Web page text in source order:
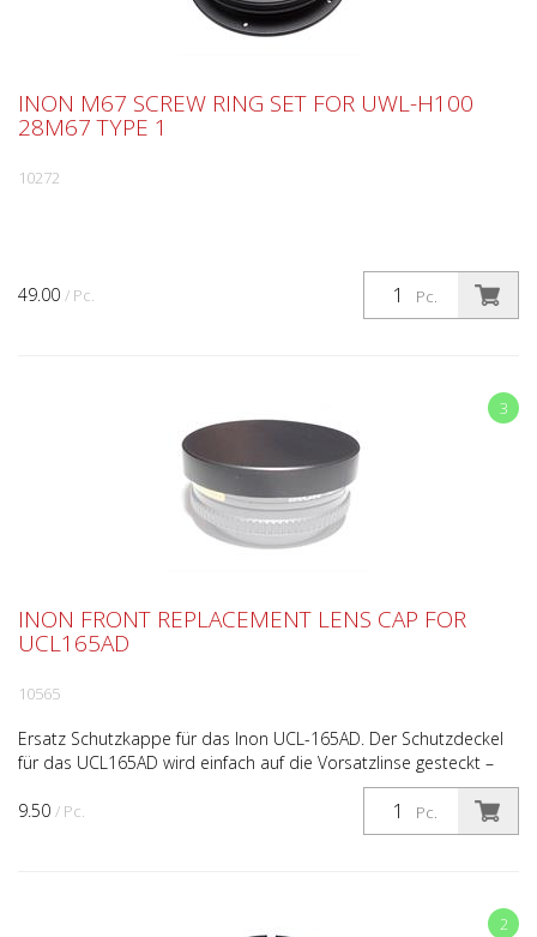
49.00 / Pc. Pc.
INON M67 SCREW RING SET FOR UWL-H100
28M67 TYPE 1
10272
3
9.50 / Pc. Pc.
INON FRONT REPLACEMENT LENS CAP FOR
UCL165AD
10565
Ersatz Schutzkappe für das Inon UCL-165AD. Der Schutzdeckel
für das UCL165AD wird einfach auf die Vorsatzlinse gesteckt –
und schon ist das Glas vor Kratzern und Schlägen...
2